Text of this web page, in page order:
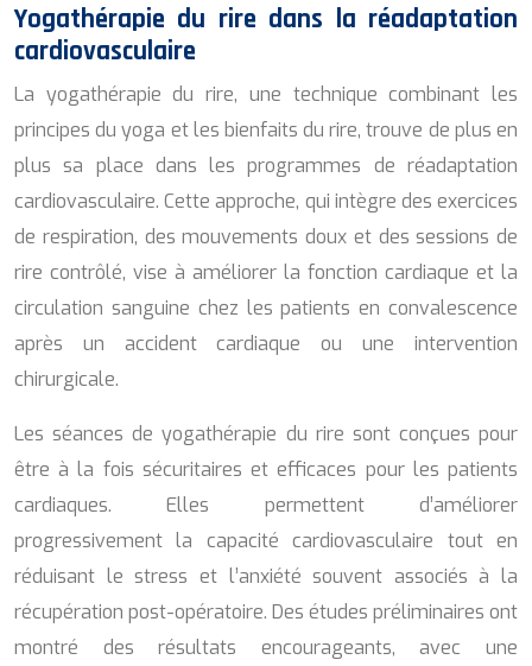
Yogathérapie du rire dans la réadaptation
cardiovasculaire
La yogathérapie du rire, une technique combinant les
principes du yoga et les bienfaits du rire, trouve de plus en
plus sa place dans les programmes de réadaptation
cardiovasculaire. Cette approche, qui intègre des exercices
de respiration, des mouvements doux et des sessions de
rire contrôlé, vise à améliorer la fonction cardiaque et la
circulation sanguine chez les patients en convalescence
après un accident cardiaque ou une intervention
chirurgicale.
Les séances de yogathérapie du rire sont conçues pour
être à la fois sécuritaires et efficaces pour les patients
cardiaques. Elles permettent d’améliorer
progressivement la capacité cardiovasculaire tout en
réduisant le stress et l’anxiété souvent associés à la
récupération post-opératoire. Des études préliminaires ont
montré des résultats encourageants, avec une